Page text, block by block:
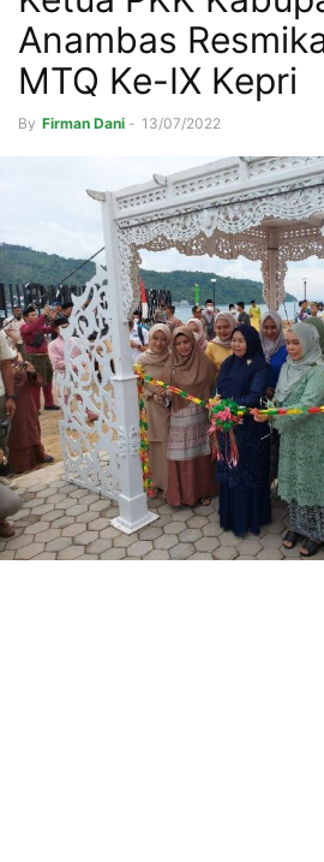
Anambas
MTQ Ke-IX Kepri
By Firman Dani - 13/07/2022